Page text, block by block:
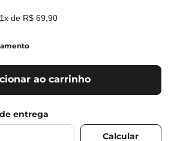
1x de R$ 69 90
ao carrinho